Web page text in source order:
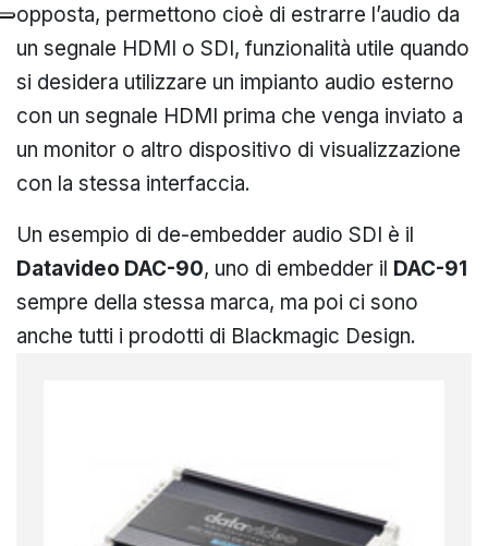
opposta, permettono cioè di estrarre l’audio da
un segnale HDMI o SDI, funzionalità utile quando
si desidera utilizzare un impianto audio esterno
con un segnale HDMI prima che venga inviato a
un monitor o altro dispositivo di visualizzazione
con la stessa interfaccia.
Un esempio di de-embedder audio SDI è il
Datavideo DAC-90, uno di embedder il DAC-91
sempre della stessa marca, ma poi ci sono
anche tutti i prodotti di Blackmagic Design.